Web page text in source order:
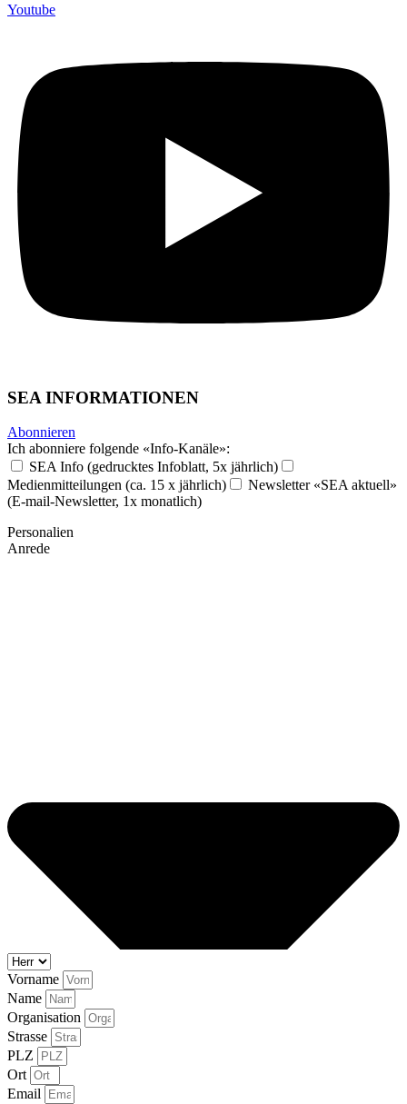
Youtube
SEA INFORMATIONEN
Abonnieren
Ich abonniere folgende «Info-Kanäle»:
SEA Info (gedrucktes Infoblatt, 5x jährlich)
Medienmitteilungen (ca. 15 x jährlich)
Newsletter «SEA aktuell»
(E-mail-Newsletter, 1x monatlich)
Personalien
Anrede
Vorname
Name
Organisation
Strasse
PLZ
Ort
Email